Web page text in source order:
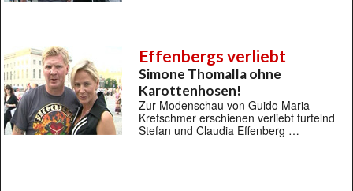
Effenbergs verliebt
Simone Thomalla ohne
Karottenhosen!
Zur Modenschau von Guido Maria
Kretschmer erschienen verliebt turtelnd
Stefan und Claudia Effenberg …